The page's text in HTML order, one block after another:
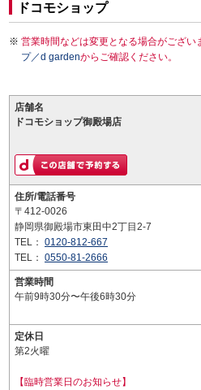
ドコモショップ
営業時間などは変更となる場合がござい
プ／d gardenからご確認ください。
店舗名
ドコモショップ御殿場店
住所/電話番号
〒412-0026
静岡県御殿場市東田中2丁目2-7
TEL： 0120-812-667
TEL： 0550-81-2666
営業時間
午前9時30分〜午後6時30分
定休日
第2火曜
【臨時営業日のお知らせ】